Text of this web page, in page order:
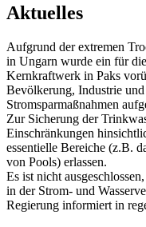
Aktuelles
Aufgrund der extremen
in Ungarn wurde ein für
Kernkraftwerk in Paks
Bevölkerung, Industrie
Stromsparmaßnahmen
Zur Sicherung der
Einschränkungen
essentielle Bereiche (z.B.
von Pools) erlassen.
Es ist nicht
in der Strom- und
Regierung informiert in